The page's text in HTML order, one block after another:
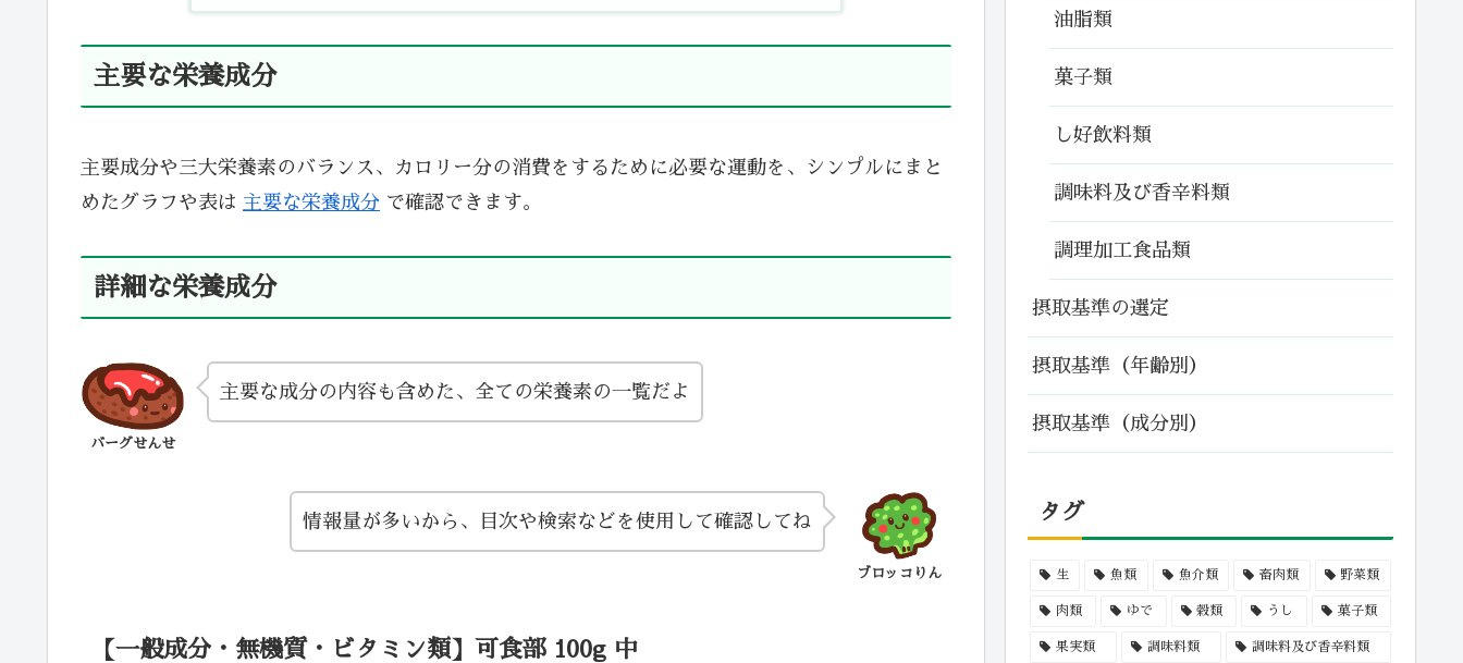
主要な栄養成分
主要成分や三大栄養素のバランス、カロリー分の消費をするために必要な運動を、シンプルにまと
めたグラフや表は 主要な栄養成分 で確認できます。
詳細な栄養成分
バーグせんせ
主要な成分の内容も含めた、全ての栄養素の一覧だよ
ブロッコりん
情報量が多いから、目次や検索などを使用して確認してね
【一般成分・無機質・ビタミン類】可食部 100g 中
油脂類
菓子類
し好飲料類
調味料及び香辛料類
調理加工食品類
摂取基準の選定
摂取基準（年齢別）
摂取基準（成分別）
タグ
生 魚類 魚介類 畜肉類 野菜類
肉類 ゆで 穀類 うし 菓子類
果実類 調味料類 調味料及び香辛料類